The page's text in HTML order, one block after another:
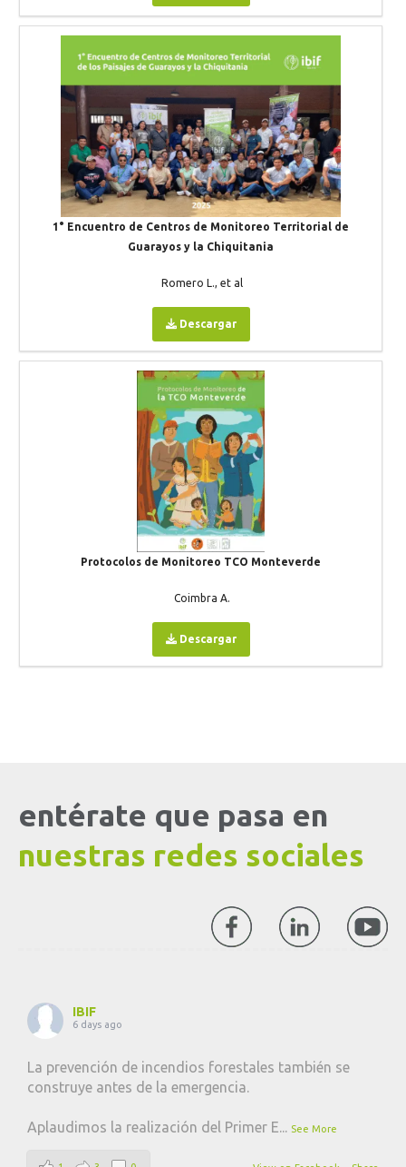
1° Encuentro de Centros de Monitoreo Territorial de
Guarayos y la Chiquitania
Romero L., et al
Descargar
Protocolos de Monitoreo TCO Monteverde
Coimbra A.
Descargar
entérate que pasa en
nuestras redes sociales
IBIF
6 days ago
La prevención de incendios forestales también se
construye antes de la emergencia.
Aplaudimos la realización del Primer E... See More